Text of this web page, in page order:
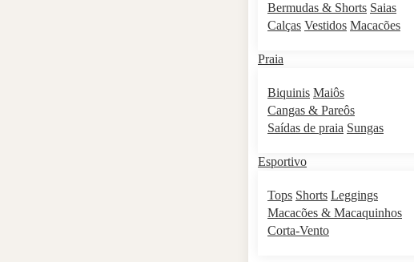
Bermudas & Shorts Saias
Calças Vestidos Macacões
Praia
Biquinis Maiôs
Cangas & Pareôs
Saídas de praia Sungas
Esportivo
Tops Shorts Leggings
Macacões & Macaquinhos
Corta-Vento